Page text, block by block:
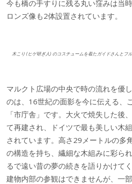
今も橋の手すりに残る丸い窪みは当
ロンズ像も2体設置されています。
木こり (ヒゲ研ぎ人) のコスチュームを着たガイドさんとフ
マルクト広場の中央で時の流れを優
のは、16世紀の面影を今に伝える、
「市庁舎」です。大火で焼失した後
て再建され、ドイツで最も美しい木
されています。高さ29メートルの多
の構造を持ち、繊細な木組みに彩ら
るで遠い昔の夢の続きを語りかけて
建物内部の参観はできませんが、一